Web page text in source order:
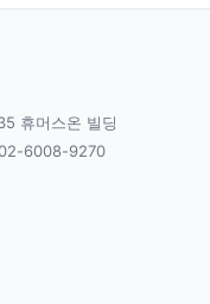
휴머스온 빌딩
6008-9270